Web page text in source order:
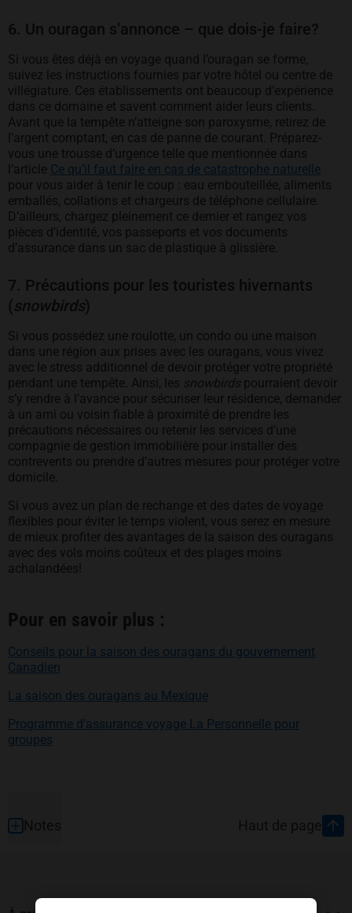
6. Un ouragan s’annonce – que dois-je faire?
Si vous êtes déjà en voyage quand l’ouragan se forme,
suivez les instructions fournies par votre hôtel ou centre de
villégiature. Ces établissements ont beaucoup d’expérience
dans ce domaine et savent comment aider leurs clients.
Avant que la tempête n’atteigne son paroxysme, retirez de
l’argent comptant, en cas de panne de courant. Préparez-
vous une trousse d’urgence telle que mentionnée dans
l’article Ce qu’il faut faire en cas de catastrophe naturelle
pour vous aider à tenir le coup : eau embouteillée, aliments
emballés, collations et chargeurs de téléphone cellulaire.
D’ailleurs, chargez pleinement ce dernier et rangez vos
pièces d’identité, vos passeports et vos documents
d’assurance dans un sac de plastique à glissière.
7. Précautions pour les touristes hivernants
(snowbirds)
Si vous possédez une roulotte, un condo ou une maison
dans une région aux prises avec les ouragans, vous vivez
avec le stress additionnel de devoir protéger votre propriété
pendant une tempête. Ainsi, les snowbirds pourraient devoir
s’y rendre à l’avance pour sécuriser leur résidence, demander
à un ami ou voisin fiable à proximité de prendre les
précautions nécessaires ou retenir les services d’une
compagnie de gestion immobilière pour installer des
contrevents ou prendre d’autres mesures pour protéger votre
domicile.
Si vous avez un plan de rechange et des dates de voyage
flexibles pour éviter le temps violent, vous serez en mesure
de mieux profiter des avantages de la saison des ouragans
avec des vols moins coûteux et des plages moins
achalandées!
Pour en savoir plus :
Conseils pour la saison des ouragans du gouvernement
Canadien
La saison des ouragans au Mexiques’ouvre dans un nouvel
Programme d’assurance voyage La Personnelle pour
groupes
Haut de page